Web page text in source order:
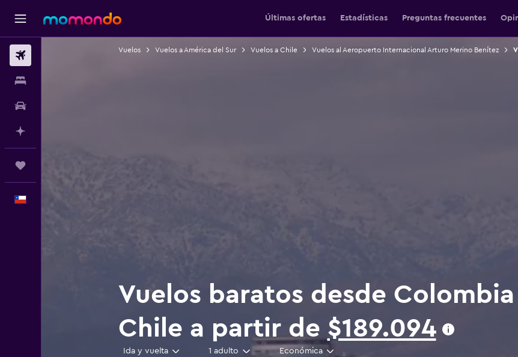
Últimas ofertas Estadísticas Preguntas frecuentes
Vuelos Vuelos a América del Sur Vuelos a Chile Vuelos al Aeropuerto Internacional Arturo Merino Benítez
Vuelos baratos desde
Chile a partir de $189.094
Ida y vuelta 1 adulto Económica